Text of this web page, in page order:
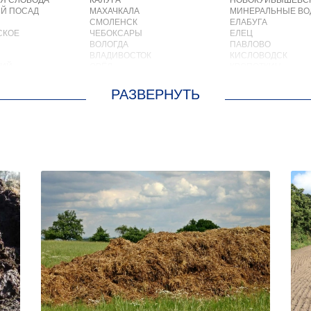
ПОСАД
ПОЛЯНЫ
МАХАЧКАЛА
СМОЛЕНСК
ЧЕБОКСАРЫ
ВОЛОГДА
ВЛАДИВОСТОК
ОРЛОВ
КОСТРОМА
ПЕТРОЗАВОДСК
ОТРАДНЫЙ
ЧЕРЕПОВЕЦ
ОБЬ
НОВОКУЗНЕЦК
ПЯТИГОРСК
ОТРАДНОЕ
УЛАН УДЭ
СОВЕТСКИЙ
СТАРЫЙ ОСКОЛ
ЧИТА
КОВРОВ
МИНЕРАЛЬНЫЕ
ЕЛАБУГА
ЕЛЕЦ
ПАВЛОВО
КИСЛОВОДСК
КОРЕНОВСК
БОЛЬШОЙ КАМЕНЬ
КИРЖАЧ
ПРИОЗЕРСК
САЛЬСК
ТОБОЛЬСК
ВОТКИНСК
КИЗЛЯР
БЕРДСК
НЕФТЕЮГАНСК
ВОЛХОВ
САЛАВАТ
СОСНОВЫЙ БОР